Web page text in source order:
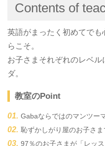
Contents of
英語がまったく初めてで
らこそ。
お子さまそれぞれのレベ
ダ。
教室のPoint
Gabaならではのマンツー
恥ずかしがり屋のお子さ
97％のお子さまが「レッス